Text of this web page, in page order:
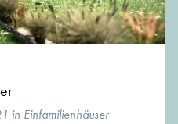
in Einfamilienhäuser